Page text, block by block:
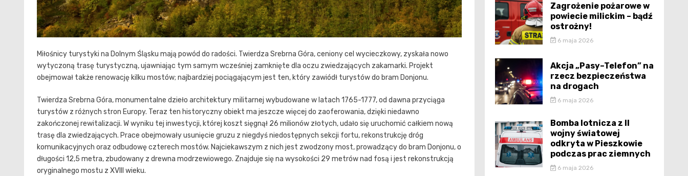
Miłośnicy turystyki na Dolnym Śląsku mają powód do radości. Twierdza Srebrna Góra, ceniony cel wycieczkowy, zyskała nowo
wytyczoną trasę turystyczną, ujawniając tym samym wcześniej zamknięte dla oczu zwiedzających zakamarki. Projekt
obejmował także renowację kilku mostów; najbardziej pociągającym jest ten, który zawiódł turystów do bram Donjonu.
Twierdza Srebrna Góra, monumentalne dzieło architektury militarnej wybudowane w latach 1765-1777, od dawna przyciąga
turystów z różnych stron Europy. Teraz ten historyczny obiekt ma jeszcze więcej do zaoferowania, dzięki niedawno
zakończonej rewitalizacji. W wyniku tej inwestycji, której koszt sięgnął 26 milionów złotych, udało się uruchomić całkiem nową
trasę dla zwiedzających. Prace obejmowały usunięcie gruzu z niegdyś niedostępnych sekcji fortu, rekonstrukcję dróg
komunikacyjnych oraz odbudowę czterech mostów. Najciekawszym z nich jest zwodzony most, prowadzący do bram Donjonu, o
długości 12,5 metra, zbudowany z drewna modrzewiowego. Znajduje się na wysokości 29 metrów nad fosą i jest rekonstrukcją
oryginalnego mostu z XVIII wieku.
Zagrożenie pożarowe w
powiecie milickim – bądź
ostrożny!
6 maja 2026
Akcja „Pasy–Telefon” na
rzecz bezpieczeństwa
na drogach
6 maja 2026
Bomba lotnicza z II
wojny światowej
odkryta w Pieszkowie
podczas prac ziemnych
6 maja 2026